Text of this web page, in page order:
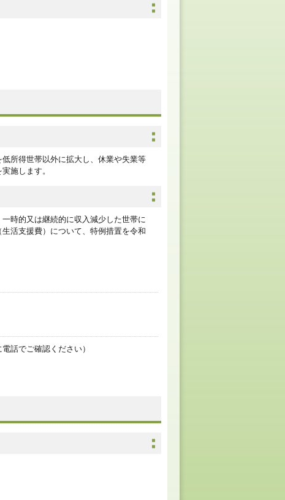
所得世帯以外に拡大し、休業や失業等
施します。
時的又は継続的に収入減少した世帯に
活支援費）について、特例措置を令和
話でご確認ください）